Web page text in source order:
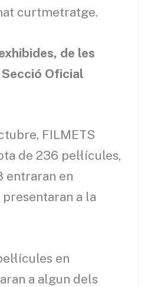
curtmetratge.
de les
Oficial
FILMETS
de 236 pel·lícules,
entraran en
a la
en
a algun dels